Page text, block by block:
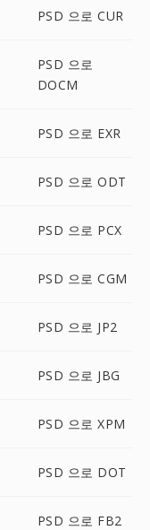
PSD 으로 CUR
PSD 으로
DOCM
PSD 으로 EXR
PSD 으로 ODT
PSD 으로 PCX
PSD 으로 CGM
PSD 으로 JP2
PSD 으로 JBG
PSD 으로 XPM
PSD 으로 DOT
PSD 으로 FB2